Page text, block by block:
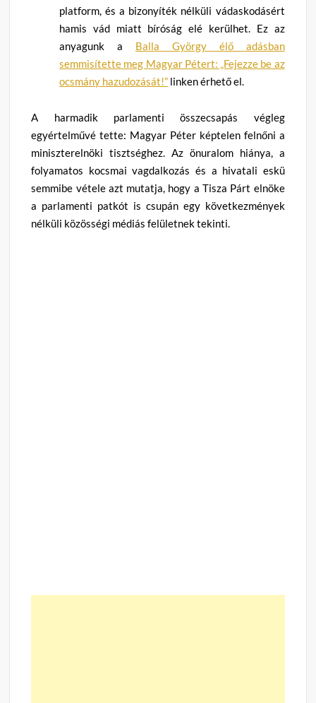
platform, és a bizonyíték nélküli vádaskodásért
hamis vád miatt bíróság elé kerülhet. Ez az
anyagunk a Balla György élő adásban
semmisítette meg Magyar Pétert: „Fejezze be az
ocsmány hazudozását!” linken érhető el.
A harmadik parlamenti összecsapás végleg
egyértelművé tette: Magyar Péter képtelen felnőni a
miniszterelnöki tisztséghez. Az önuralom hiánya, a
folyamatos kocsmai vagdalkozás és a hivatali eskü
semmibe vétele azt mutatja, hogy a Tisza Párt elnöke
a parlamenti patkót is csupán egy következmények
nélküli közösségi médiás felületnek tekinti.